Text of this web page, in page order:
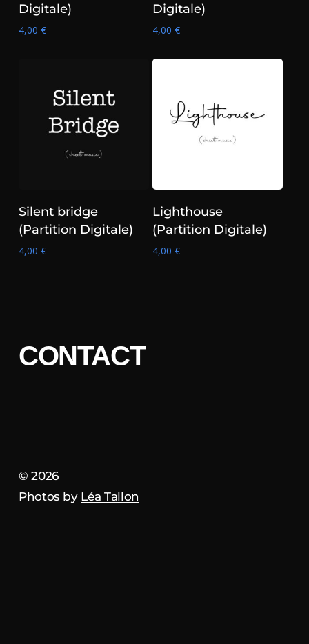
Digitale)
4,00 €
Digitale)
4,00€
Silent bridge
(Partition Digitale)
4,00 €
Lighthouse
(Partition Digitale)
4,00€
CONTACT
©2026
Photos by Léa Tallon